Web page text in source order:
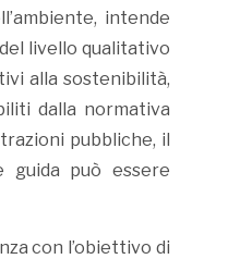
intende
livello qualitativo
alla sostenibilità,
dalla normativa
pubbliche, il
guida può essere
con l’obiettivo di